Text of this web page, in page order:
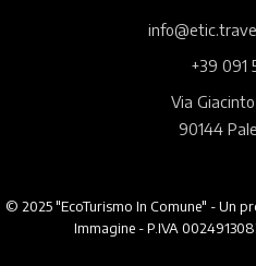
+39 091
Via
90144
© 2025 "EcoTurismo In Comune" - Un
Immagine - P.IVA